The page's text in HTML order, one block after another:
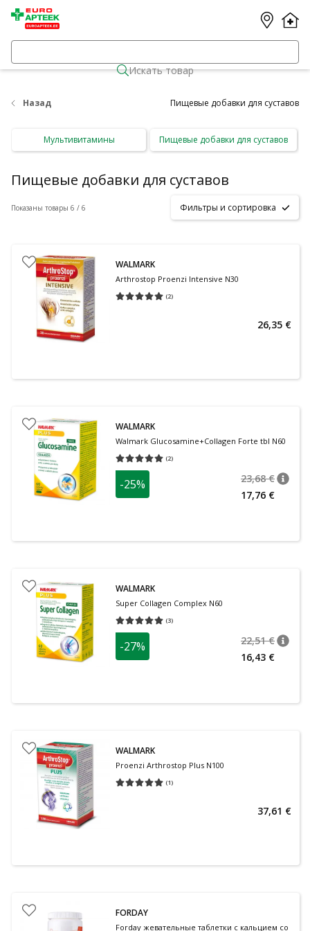
Искать товар
Назад Пищевые добавки для суставов
Мультивитамины Пищевые добавки для суставов
Пищевые добавки для суставов
Показаны товары 6 / 6 Фильтры и сортировка
WALMARK
Arthrostop Proenzi Intensive N30
(2)
Средняя оценка 5.00
26,35 €
WALMARK
Walmark Glucosamine+Collagen Forte tbl N60
(2)
Средняя оценка 5.00
-25% 23,68 €
17,76 €
WALMARK
Super Collagen Complex N60
(3)
Средняя оценка 5.00
-27% 22,51 €
16,43 €
WALMARK
Proenzi Arthrostop Plus N100
(1)
Средняя оценка 5.00
37,61 €
FORDAY
Forday жевательные таблетки с кальцием со